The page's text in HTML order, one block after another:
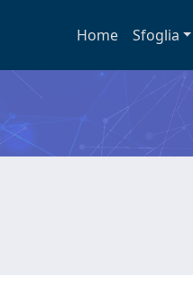
Home Sfoglia